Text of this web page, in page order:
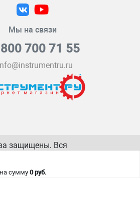
Мы на связи
700 71 55
защищены. Вся
на сумму 0 руб.